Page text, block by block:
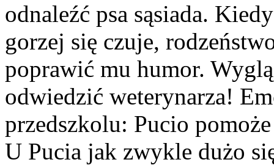
odnaleźć psa sąsiada.
gorzej się czuje,
poprawić mu humor.
odwiedzić weterynarza!
przedszkolu: Pucio
U Pucia jak zwykle dużo